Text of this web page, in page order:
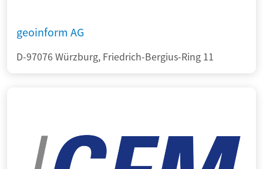
geoinform AG
D-97076 Würzburg, Friedrich-Bergius-Ring 11